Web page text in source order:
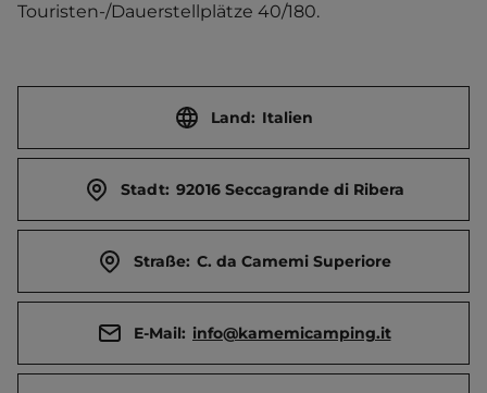
Touristen-/Dauerstellplätze 40/180.
Land: Italien
Stadt: 92016 Seccagrande di Ribera
Straße: C. da Camemi Superiore
E-Mail: info@kamemicamping.it